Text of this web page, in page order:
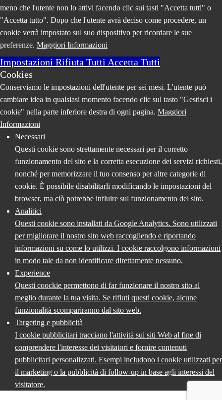
meno che l'utente non lo attivi facendo clic sui tasti "Accetta tutti" o
"Accetta tutto". Dopo che l'utente avrà deciso come procedere, un
cookie verrà impostato sul suo dispositivo per ricordare le sue
preferenze. Maggiori Informazioni
Impostazioni Rifiuta Tutti Accetta Tutti
Cookies
Conserviamo le impostazioni dell'utente per sei mesi. L'utente può
cambiare idea in qualsiasi momento facendo clic sul tasto "Gestisci i
cookie" nella parte inferiore destra di ogni pagina. Maggiori
Informazioni
Necessari
Questi cookie sono strettamente necessari per il corretto
funzionamento del sito e la corretta esecuzione dei servizi richiesti,
nonché per memorizzare il tuo consenso per altre categorie di
cookie. È possibile disabilitarli modificando le impostazioni del
browser, ma ciò potrebbe influire sul funzionamento del sito.
Analitici
Questi cookie sono installati da Google Analytics. Sono utilizzati
per migliorare il nostro sito web raccogliendo e riportando
informazioni su come lo utilizzi. I cookie raccolgono informazioni
in modo tale da non identificare direttamente nessuno.
Experience
Questi coockie permettono di far funzionare il nostro sito al
meglio durante la tua visita. Se rifiuti questi cookie, alcune
funzionalità scompariranno dal sito web.
Targeting e pubblicità
I cookie pubblicitari tracciano l'attività sui siti Web al fine di
comprendere l'interesse dei visitatori e fornire contenuti
pubblicitari personalizzati. Esempi includono i cookie utilizzati per
il marketing o la pubblicità di follow-up in base agli interessi del
visitatore.